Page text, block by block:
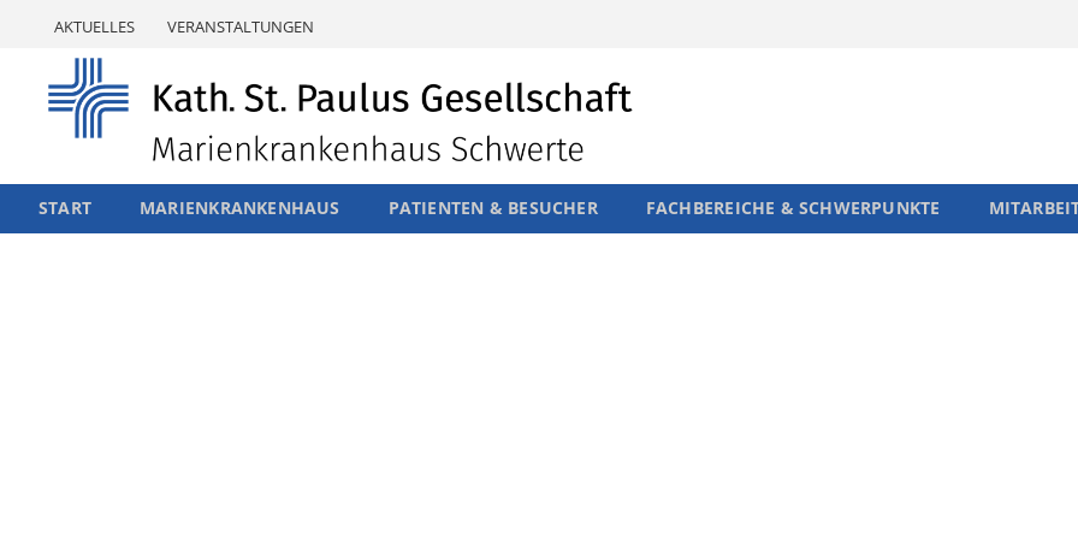
AKTUELLES VERANSTALTUNGEN
START MARIENKRANKENHAUS PATIENTEN & BESUCHER FACHBEREICHE & SCHWERPUNKTE